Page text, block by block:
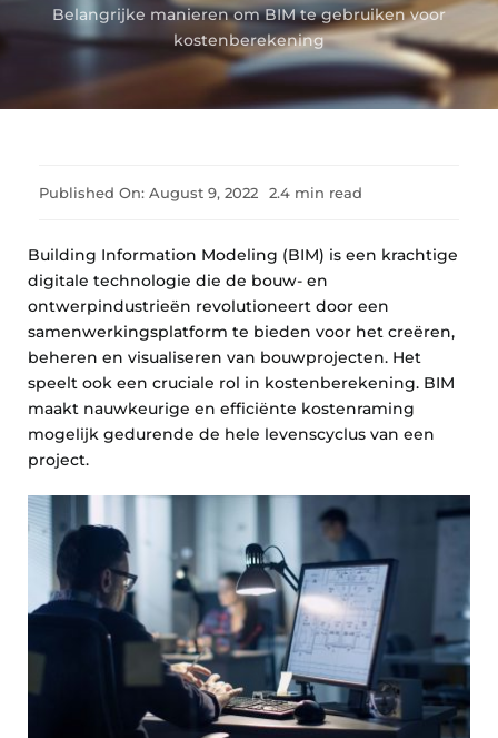
Contact
Belangrijke manieren om BIM te gebruiken voor
kostenberekening
Published On: August 9, 2022 2.4 min read
Building Information Modeling (BIM) is een krachtige
digitale technologie die de bouw- en
ontwerpindustrieën revolutioneert door een
samenwerkingsplatform te bieden voor het creëren,
beheren en visualiseren van bouwprojecten. Het
speelt ook een cruciale rol in kostenberekening. BIM
maakt nauwkeurige en efficiënte kostenraming
mogelijk gedurende de hele levenscyclus van een
project.